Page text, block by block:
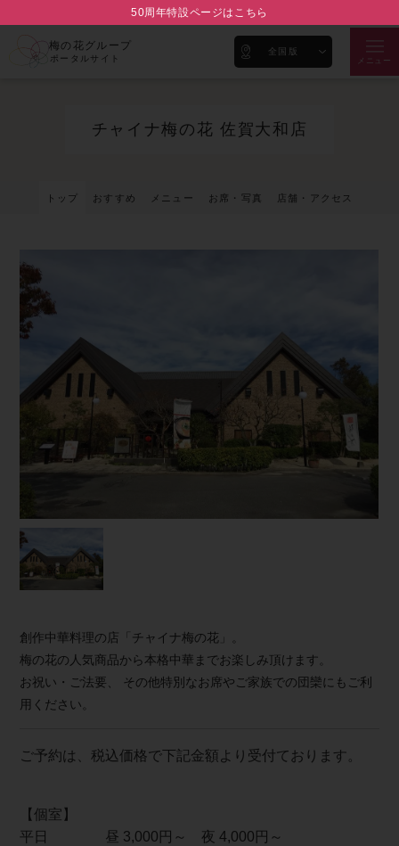
50周年特設ページはこちら
梅の花グループ
ポータルサイト
全国版
メニュー
チャイナ梅の花 佐賀大和店
トップ おすすめ メニュー お席・写真 店舗・アクセス
創作中華料理の店「チャイナ梅の花」。
梅の花の人気商品から本格中華までお楽しみ頂けます。
お祝い・ご法要、 その他特別なお席やご家族での団欒にもご利
用ください。
ご予約は、税込価格で下記金額より受付ております。
【個室】
平日 昼 3,000円～ 夜 4,000円～